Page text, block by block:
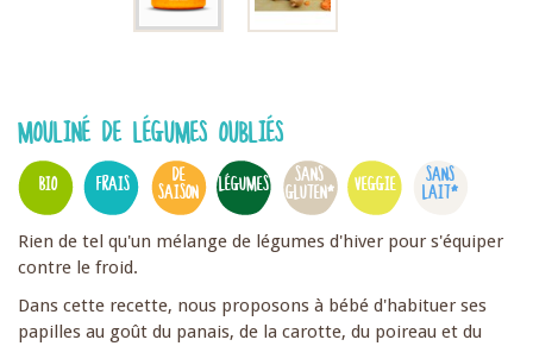
MOULINÉ DE LÉGUMES OUBLIÉS
BIO FRAIS
DE
SAISON
LÉGUMES
SANS
GLUTEN*
VEGGIE
SANS
LAIT*
Rien de tel qu'un mélange de légumes d'hiver pour s'équiper
contre le froid.
Dans cette recette, nous proposons à bébé d'habituer ses
papilles au goût du panais, de la carotte, du poireau et du